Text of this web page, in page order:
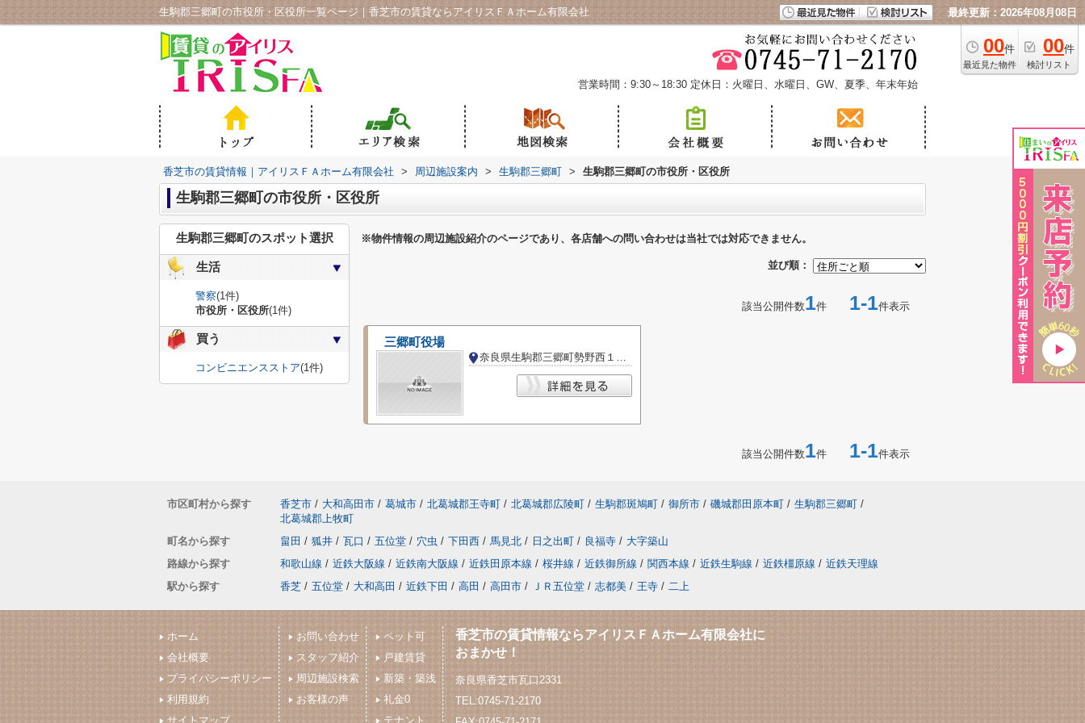
生駒郡三郷町の市役所・区役所一覧ページ｜香芝市の賃貸ならアイリスＦＡホーム有限会社 最終更新：2026年08月08日
00件
最近見た物件
00件
検討リスト
営業時間：9:30～18:30 定休日：火曜日、水曜日、GW、夏季、年末年始
香芝市の賃貸情報｜アイリスＦＡホーム有限会社 > 周辺施設案内 > 生駒郡三郷町 > 生駒郡三郷町の市役所・区役所
生駒郡三郷町の市役所・区役所
※物件情報の周辺施設紹介のページであり、各店舗への問い合わせは当社では対応できません。
並び順：
該当公開件数1件 1-1件表示
三郷町役場
奈良県生駒郡三郷町勢野西１丁目
該当公開件数1件 1-1件表示
生駒郡三郷町のスポット選択
生活
警察(1件)
市役所・区役所(1件)
買う
コンビニエンスストア(1件)
市区町村から探す 香芝市 / 大和高田市 / 葛城市 / 北葛城郡王寺町 / 北葛城郡広陵町 / 生駒郡斑鳩町 / 御所市 / 磯城郡田原本町 / 生駒郡三郷町 /
北葛城郡上牧町
町名から探す
畠田 / 狐井 / 瓦口 / 五位堂 / 穴虫 / 下田西 / 馬見北 / 日之出町 / 良福寺 / 大字築山
路線から探す
和歌山線 / 近鉄大阪線 / 近鉄南大阪線 / 近鉄田原本線 / 桜井線 / 近鉄御所線 / 関西本線 / 近鉄生駒線 / 近鉄橿原線 / 近鉄天理線
駅から探す
香芝 / 五位堂 / 大和高田 / 近鉄下田 / 高田 / 高田市 / ＪＲ五位堂 / 志都美 / 王寺 / 二上
ホーム
会社概要
プライバシーポリシー
利用規約
サイトマップ
お問い合わせ
スタッフ紹介
周辺施設検索
お客様の声
ペット可
戸建賃貸
新築・築浅
礼金0
テナント
香芝市の賃貸情報ならアイリスＦＡホーム有限会社に
おまかせ！
奈良県香芝市瓦口2331
TEL:0745-71-2170